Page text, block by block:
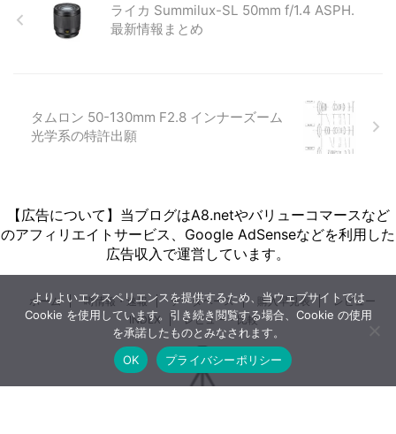
ライカ Summilux-SL 50mm f/1.4 ASPH.
最新情報まとめ
タムロン 50-130mm F2.8 インナーズーム
光学系の特許出願
【広告について】当ブログはA8.netやバリューコマースなど
のアフィリエイトサービス、Google AdSenseなどを利用した
広告収入で運営しています。
ホーム 噂情報・速報 データベース 購入早見表
レビュー
INDEX
レビュー・比較
よりよいエクスペリエンスを提供するため、当ウェブサイトでは
Cookie を使用しています。引き続き閲覧する場合、Cookie の使用
を承諾したものとみなされます。
OK
プライバシーポリシー